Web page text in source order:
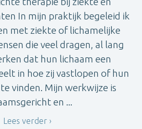
In mijn praktijk begeleid ik
met ziekte of lichamelijke
die veel dragen, al lang
dat hun lichaam een
in hoe zij vastlopen of hun
vinden. Mijn werkwijze is
en ...
Lees verder